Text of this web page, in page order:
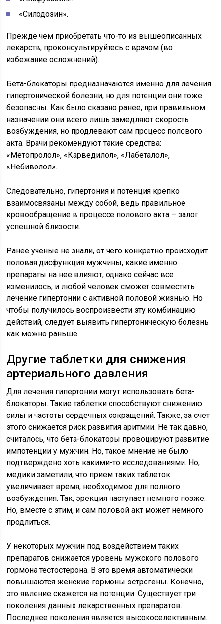
«Силодозин».
Прежде чем приобретать что-то из вышеописанных
лекарств, проконсультируйтесь с врачом (во
избежание осложнений).
Бета-блокаторы предназначаются именно для лечения
гипертонической болезни, но для потенции они тоже
безопасны. Как было сказано ранее, при правильном
назначении они всего лишь замедляют скорость
возбуждения, но продлевают сам процесс полового
акта. Врачи рекомендуют такие средства:
«Метопролол», «Карведилол», «Лабеталол»,
«Небиволол».
Следовательно, гипертония и потенция крепко
взаимосвязаны между собой, ведь правильное
кровообращение в процессе полового акта – залог
успешной близости.
Ранее ученые не знали, от чего конкретно происходит
половая дисфункция мужчины, какие именно
препараты на нее влияют, однако сейчас все
изменилось, и любой человек сможет совместить
лечение гипертонии с активной половой жизнью. Но
чтобы получилось воспроизвести эту комбинацию
действий, следует выявить гипертоническую болезнь
как можно раньше.
Другие таблетки для снижения
артериального давления
Для лечения гипертонии могут использовать бета-
блокаторы. Такие таблетки способствуют снижению
силы и частоты сердечных сокращений. Также, за счет
этого снижается риск развития аритмии. Не так давно,
считалось, что бета-блокаторы провоцируют развитие
импотенции у мужчин. Но, такое мнение не было
подтверждено хоть какими-то исследованиями. Но,
медики заметили, что прием таких таблеток
увеличивает время, необходимое для полного
возбуждения. Так, эрекция наступает немного позже.
Но, вместе с этим, и сам половой акт может немного
продлиться.
У некоторых мужчин под воздействием таких
препаратов снижается уровень мужского полового
гормона тестостерона. В это время автоматически
повышаются женские гормоны эстрогены. Конечно,
это явление скажется на потенции. Существует три
поколения данных лекарственных препаратов.
Последнее поколения является высокоселективным.